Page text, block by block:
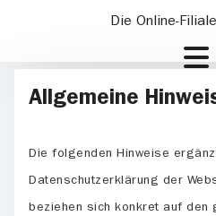
Die Online-
Allgemeine
Die folgenden Hinweise
Datenschutzerklärung der
beziehen sich konkret auf den